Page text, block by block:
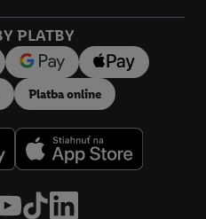
PLATBY
Platba online
" môžete povoliť iba
Kliknutím na "
všetky vyššie uvedené účely.
o dobe uchovávania
odvolať súhlas s účinnosťou
zásadách ochrany osobných